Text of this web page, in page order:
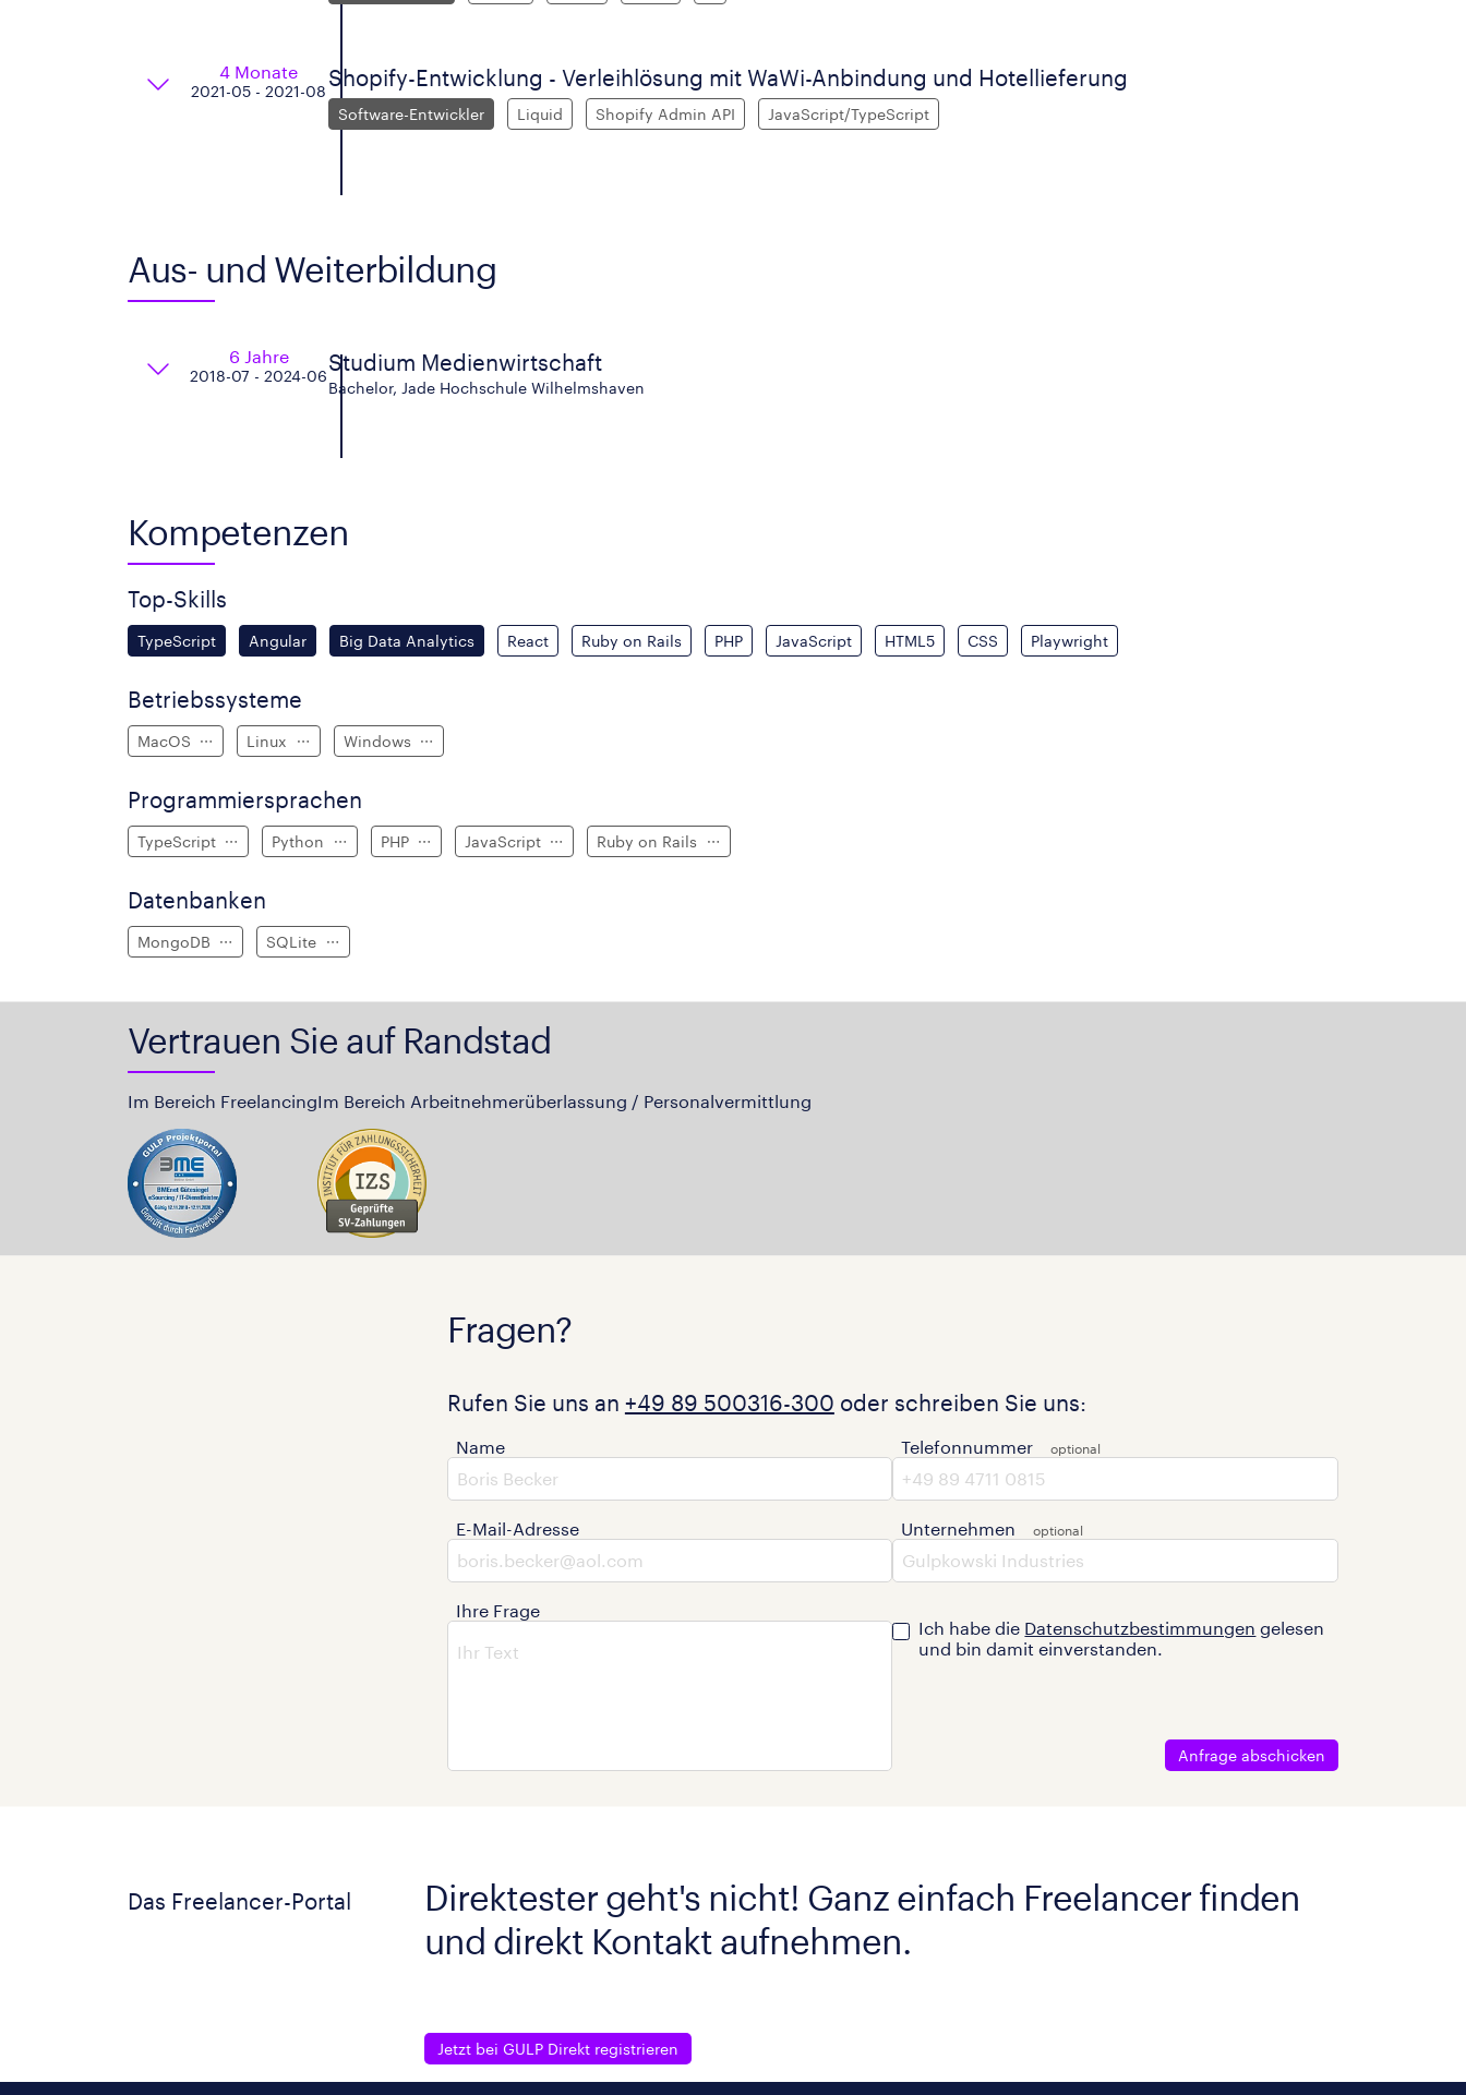
4 Monate
2021-05 - 2021-08
Shopify-Entwicklung - Verleihlösung mit WaWi-Anbindung und Hotellieferung
Software-Entwickler Liquid Shopify Admin API JavaScript/TypeScript
Aus- und Weiterbildung
6 Jahre
2018-07 - 2024-06
Studium Medienwirtschaft
Bachelor, Jade Hochschule Wilhelmshaven
Kompetenzen
Top-Skills
TypeScript Angular Big Data Analytics React Ruby on Rails PHP JavaScript HTML5 CSS Playwright
Betriebssysteme
MacOS Linux Windows
Programmiersprachen
TypeScript Python PHP JavaScript Ruby on Rails
Datenbanken
MongoDB SQLite
Vertrauen Sie auf Randstad
Im Bereich FreelancingIm Bereich Arbeitnehmerüberlassung / Personalvermittlung
Fragen?
Rufen Sie uns an +49 89 500316-300 oder schreiben Sie uns:
Name
E-Mail-Adresse
Ihre Frage
Telefonnummer
Unternehmen
Ich habe die Datenschutzbestimmungen gelesen
und bin damit einverstanden.
Anfrage abschicken
Das Freelancer-Portal
Direktester geht's nicht! Ganz einfach Freelancer finden
und direkt Kontakt aufnehmen.
Jetzt bei GULP Direkt registrieren